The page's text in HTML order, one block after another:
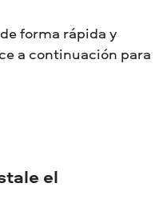
forma rápida y
a continuación para
el